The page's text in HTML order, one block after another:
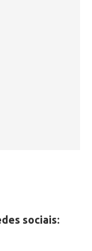
sociais: